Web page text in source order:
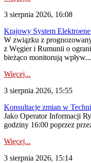
3 sierpnia 2026, 16:08
Krajowy System
W związku z
z Węgier i Rumunii o
bieżąco monitorują wpływ...
Więcej...
3 sierpnia 2026, 15:55
Konsultacje zmian w
Jako Operator Informacji
godziny 16:00 poprzez
Więcej...
3 sierpnia 2026, 15:14